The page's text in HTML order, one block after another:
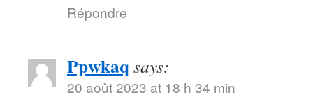
Répondre
Ppwkaq says:
20 août 2023 at 18 h 34 min